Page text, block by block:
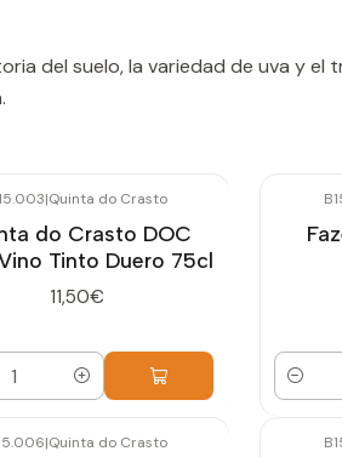
del suelo, la variedad de uva y el
|Quinta do Crasto
do Crasto DOC
Tinto Duero 75cl
11,50€
|Quinta do Crasto